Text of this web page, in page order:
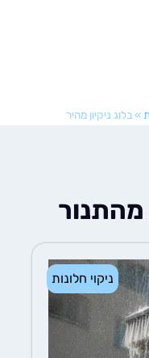
מהיר
חלונות